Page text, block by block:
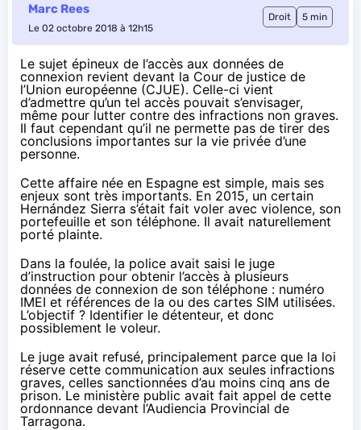
Marc Rees
Le 02 octobre 2018 à 12h15
Droit 5 min
Le sujet épineux de l’accès aux données de
connexion revient devant la Cour de justice de
l’Union européenne (CJUE). Celle-ci vient
d’admettre qu’un tel accès pouvait s’envisager,
même pour lutter contre des infractions non graves.
Il faut cependant qu’il ne permette pas de tirer des
conclusions importantes sur la vie privée d’une
personne.
Cette affaire née en Espagne est simple, mais ses
enjeux sont très importants. En 2015, un certain
Hernández Sierra s’était fait voler avec violence, son
portefeuille et son téléphone. Il avait naturellement
porté plainte.
Dans la foulée, la police avait saisi le juge
d’instruction pour obtenir l’accès à plusieurs
données de connexion de son téléphone : numéro
IMEI et références de la ou des cartes SIM utilisées.
L’objectif ? Identifier le détenteur, et donc
possiblement le voleur.
Le juge avait refusé, principalement parce que la loi
réserve cette communication aux seules infractions
graves, celles sanctionnées d’au moins cinq ans de
prison. Le ministère public avait fait appel de cette
ordonnance devant l’Audiencia Provincial de
Tarragona.